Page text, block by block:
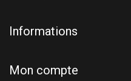
Informations
Mon compte